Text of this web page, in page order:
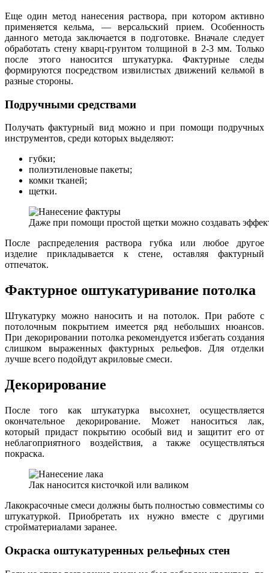
Еще один метод нанесения раствора, при котором активно
применяется кельма, — версальский прием. Особенность
данного метода заключается в подготовке. Вначале следует
обработать стену кварц-грунтом толщиной в 2-3 мм. Только
после этого наносится штукатурка. Фактурные следы
формируются посредством извилистых движений кельмой в
разные стороны.
Подручными средствами
Получать фактурный вид можно и при помощи подручных
инструментов, среди которых выделяют:
губки;
полиэтиленовые пакеты;
комки тканей;
щетки.
Даже при помощи простой щетки можно создавать
После распределения раствора губка или любое другое
изделие прикладывается к стене, оставляя фактурный
отпечаток.
Фактурное оштукатуривание потолка
Штукатурку можно наносить и на потолок. При работе с
потолочным покрытием имеется ряд небольших нюансов.
При декорировании потолка рекомендуется избегать создания
слишком выраженных фактурных рельефов. Для отделки
лучше всего подойдут акриловые смеси.
Декорирование
После того как штукатурка высохнет, осуществляется
окончательное декорирование. Может наноситься лак,
который придаст покрытию особый вид и защитит его от
неблагоприятного воздействия, а также осуществляться
покраска.
Лак наносится кисточкой или валиком
Лакокрасочные смеси должны быть полностью совместимы со
штукатуркой. Приобретать их нужно вместе с другими
стройматериалами заранее.
Окраска оштукатуренных рельефных стен